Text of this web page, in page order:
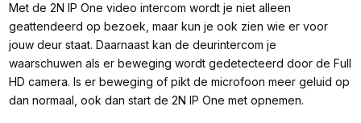
Met de 2N IP One video intercom wordt je niet alleen
geattendeerd op bezoek, maar kun je ook zien wie er voor
jouw deur staat. Daarnaast kan de deurintercom je
waarschuwen als er beweging wordt gedetecteerd door de Full
HD camera. Is er beweging of pikt de microfoon meer geluid op
dan normaal, ook dan start de 2N IP One met opnemen.